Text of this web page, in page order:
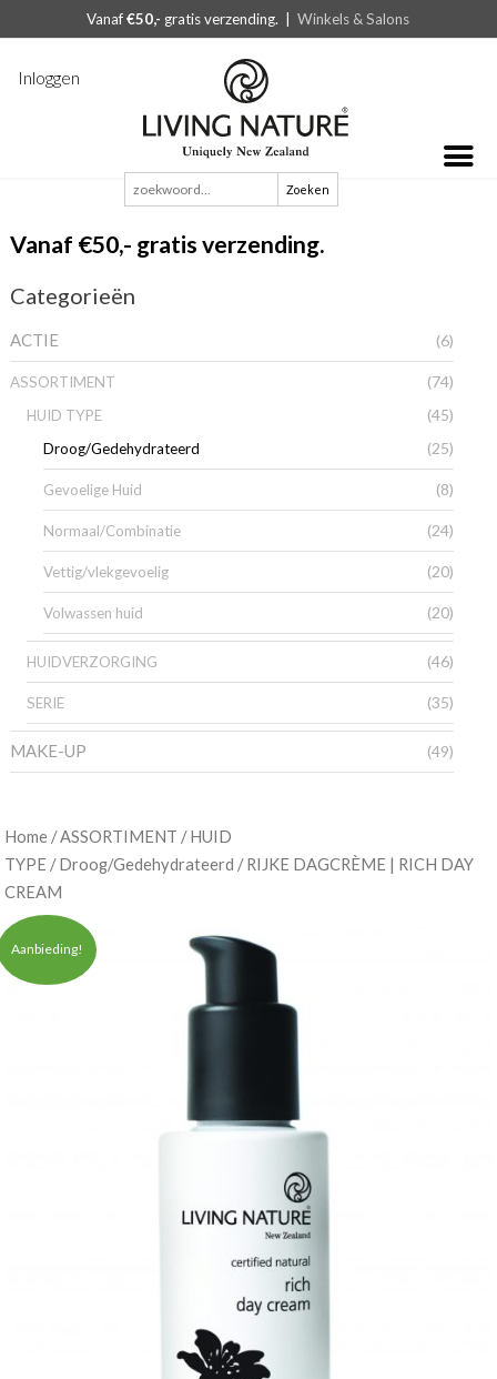
Vanaf€50,- gratis verzending. |Winkels & Salons
Inloggen
Zoeken
naar:
Vanaf €50,- gratis verzending.
Categorieën
ACTIE (6)
ASSORTIMENT (74)
HUID TYPE (45)
Droog/Gedehydrateerd (25)
Gevoelige Huid (8)
Normaal/Combinatie (24)
Vettig/vlekgevoelig (20)
Volwassen huid (20)
HUIDVERZORGING (46)
SERIE (35)
MAKE-UP (49)
Home /ASSORTIMENT /HUID
TYPE /Droog/Gedehydrateerd / RIJKE DAGCRÈME | RICH DAY
CREAM
Aanbieding!